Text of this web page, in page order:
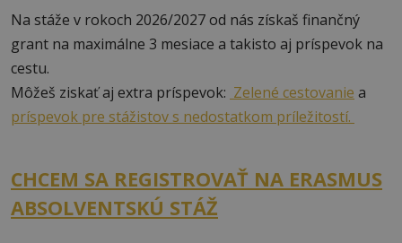
Na stáže v rokoch 2026/2027 od nás získaš finančný
grant na maximálne 3 mesiace a takisto aj príspevok na
cestu.
Môžeš ziskať aj extra príspevok: Zelené cestovanie a
príspevok pre stážistov s nedostatkom príležitostí.
CHCEM SA REGISTROVAŤ NA ERASMUS
ABSOLVENTSKÚ STÁŽ